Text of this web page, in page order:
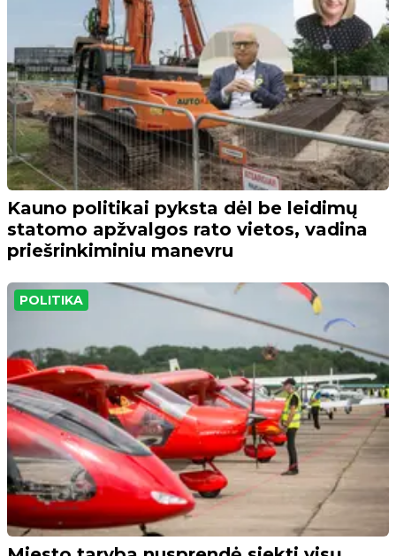
Kauno politikai pyksta dėl be leidimų
statomo apžvalgos rato vietos, vadina
priešrinkiminiu manevru
POLITIKA